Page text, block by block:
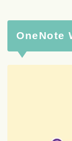
OneNote